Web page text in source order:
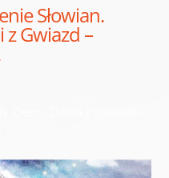
Słowian.
Gwiazd –